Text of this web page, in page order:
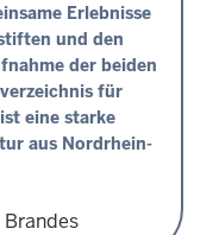
Erlebnisse
und den
der beiden
für
eine starke
aus Nordrhein-